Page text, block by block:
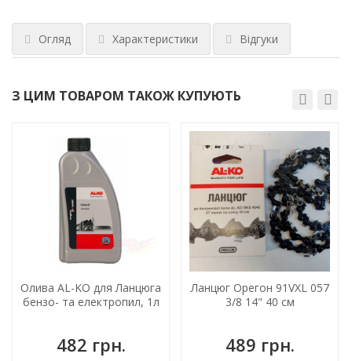
Огляд Характеристики Відгуки
З ЦИМ ТОВАРОМ ТАКОЖ КУПУЮТЬ
Олива AL-KO для Ланцюга
бензо- та електропил, 1л
482 грн.
Ланцюг Орегон 91VXL 057
3/8 14" 40 см
489 грн.